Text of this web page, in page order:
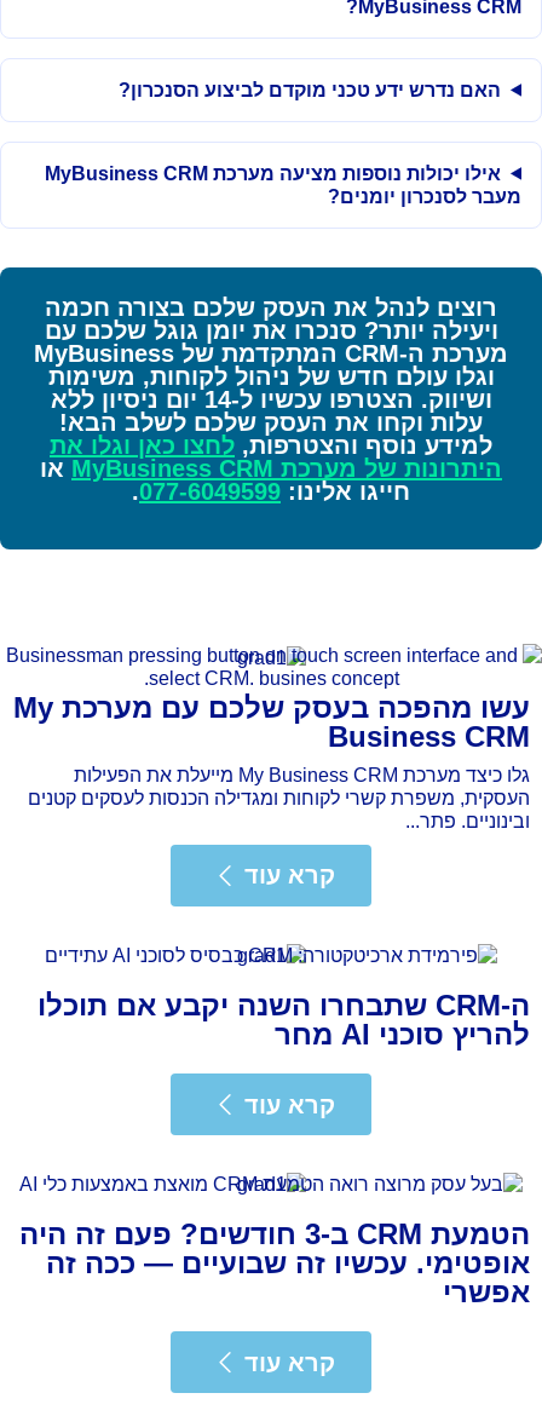
MyBusiness CRM?
האם נדרש ידע טכני מוקדם לביצוע הסנכרון?
אילו יכולות נוספות מציעה מערכת MyBusiness CRM
מעבר לסנכרון יומנים?
רוצים לנהל את העסק שלכם בצורה חכמה
ויעילה יותר? סנכרו את יומן גוגל שלכם עם
מערכת ה-CRM המתקדמת של MyBusiness
וגלו עולם חדש של ניהול לקוחות, משימות
ושיווק. הצטרפו עכשיו ל-14 יום ניסיון ללא
עלות וקחו את העסק שלכם לשלב הבא!
למידע נוסף והצטרפות,לחצו כאן וגלו את
היתרונות של מערכת MyBusiness CRM
או
חייגו אלינו:077-6049599
.
עשו מהפכה בעסק שלכם עם מערכת My
Business CRM
גלו כיצד מערכת My Business CRM מייעלת את הפעילות
העסקית, משפרת קשרי לקוחות ומגדילה הכנסות לעסקים קטנים
ובינוניים. פתר...
קרא עוד
ה-CRM שתבחרו השנה יקבע אם תוכלו
להריץ סוכני AI מחר
קרא עוד
הטמעת CRM ב-3 חודשים? פעם זה היה
אופטימי. עכשיו זה שבועיים — ככה זה
אפשרי
קרא עוד